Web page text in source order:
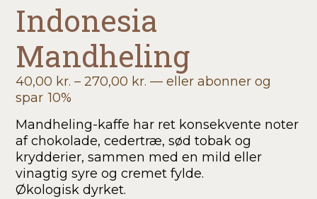
Indonesia
Mandheling
40,00 kr. – 270,00 kr. Prisinterval:
270,00 kr.
— eller abonner og
spar 10%
Mandheling-kaffe har ret konsekvente noter
af chokolade, cedertræ, sød tobak og
krydderier, sammen med en mild eller
vinagtig syre og cremet fylde.
Økologisk dyrket.